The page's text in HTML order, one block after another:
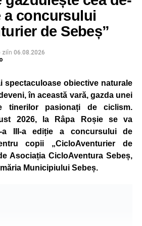
zone ale municipiului – Răhău,
Petrești și Parcul
include spectacole pentru cei mici,
cu spumă și cea de-a treia
MTB„Cicloaventurier de Sebeș”
Râpa Roșie.
la dispoziție o serie de evenimente
proiecții cinematografice, întâlniri cu
literar„Armonia artelor”.
și o seară dedicată tradițiilor
spectacol folcloric organizat în
Felician Fărcașiu.
atracție se numără spectacolul de
a concursului
de Sebeș”
ziîn 06.08.2026
spectaculoase obiective naturale
în această vară, gazda unei
tinerilor pasionați de ciclism.
2026, la Râpa Roșie se va
a III-a ediție a concursului de
copii „CicloAventurier de
Asociația CicloAventura Sebeș,
Municipiului Sebeș.